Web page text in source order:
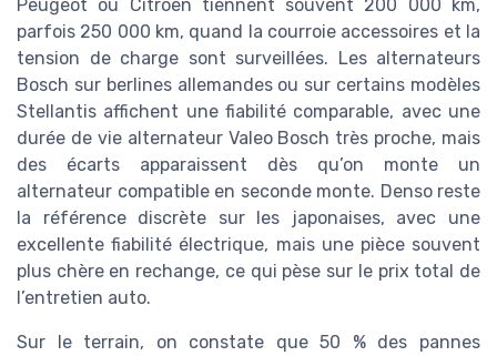
Peugeot ou Citroën tiennent souvent 200 000 km,
parfois 250 000 km, quand la courroie accessoires et la
tension de charge sont surveillées. Les alternateurs
Bosch sur berlines allemandes ou sur certains modèles
Stellantis affichent une fiabilité comparable, avec une
durée de vie alternateur Valeo Bosch très proche, mais
des écarts apparaissent dès qu’on monte un
alternateur compatible en seconde monte. Denso reste
la référence discrète sur les japonaises, avec une
excellente fiabilité électrique, mais une pièce souvent
plus chère en rechange, ce qui pèse sur le prix total de
l’entretien auto.
Sur le terrain, on constate que 50 % des pannes